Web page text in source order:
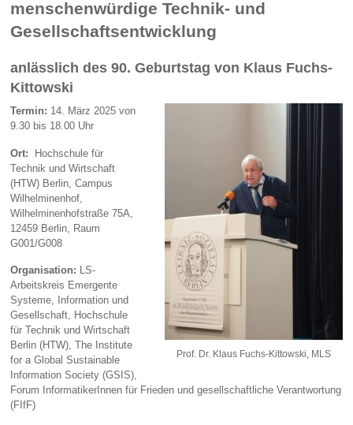
menschenwürdige Technik- und
Gesellschaftsentwicklung
anlässlich des 90. Geburtstag von Klaus Fuchs-
Kittowski
Prof. Dr. Klaus Fuchs-Kittowski, MLS
Termin: 14. März 2025 von
9.30 bis 18.00 Uhr
Ort: Hochschule für
Technik und Wirtschaft
(HTW) Berlin, Campus
Wilhelminenhof,
Wilhelminenhofstraße 75A,
12459 Berlin, Raum
G001/G008
Organisation: LS-
Arbeitskreis Emergente
Systeme, Information und
Gesellschaft, Hochschule
für Technik und Wirtschaft
Berlin (HTW), The Institute
for a Global Sustainable
Information Society (GSIS),
Forum InformatikerInnen für Frieden und gesellschaftliche Verantwortung
(FIfF)